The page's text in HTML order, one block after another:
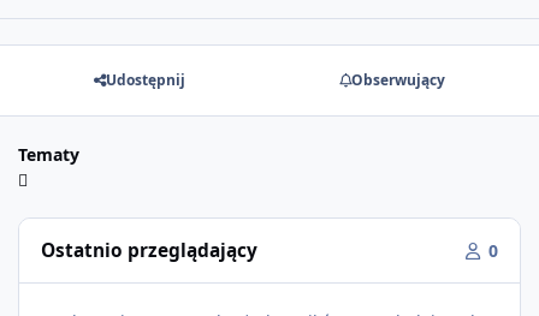
Udostępnij Obserwujący
Tematy
Ostatnio przeglądający 0